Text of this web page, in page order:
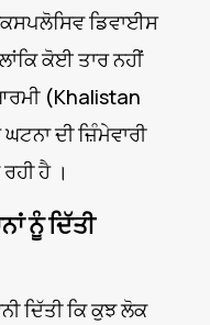
ਡਿਵਾਈਸ
ਕੋਈ ਤਾਰ ਨਹੀਂ
(Khalistan
ਦੀ ਜ਼ਿੰਮੇਵਾਰੀ
ਹੈ ।
ਨੂੰ ਦਿੱਤੀ
ਦਿੱਤੀ ਕਿ ਕੁਝ ਲੋਕ